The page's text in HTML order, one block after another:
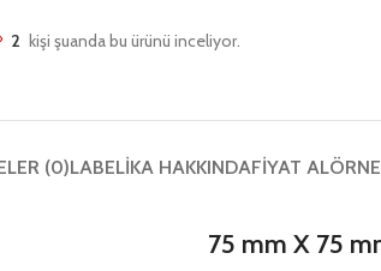
2 kişi şuanda bu ürünü inceliyor.
(0)LABELIKA HAKKINDAFIYAT AL
75 mm X 75